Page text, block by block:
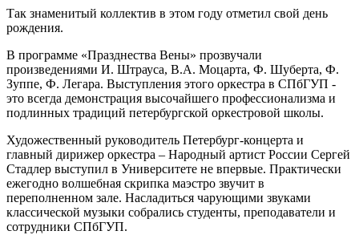
Так знаменитый коллектив в этом году отметил свой день
рождения.
В программе «Празднества Вены» прозвучали
произведениями И. Штрауса, В.А. Моцарта, Ф. Шуберта, Ф.
Зуппе, Ф. Легара. Выступления этого оркестра в СПбГУП -
это всегда демонстрация высочайшего профессионализма и
подлинных традиций петербургской оркестровой школы.
Художественный руководитель Петербург-концерта и
главный дирижер оркестра – Народный артист России Сергей
Стадлер выступил в Университете не впервые. Практически
ежегодно волшебная скрипка маэстро звучит в
переполненном зале. Насладиться чарующими звуками
классической музыки собрались студенты, преподаватели и
сотрудники СПбГУП.